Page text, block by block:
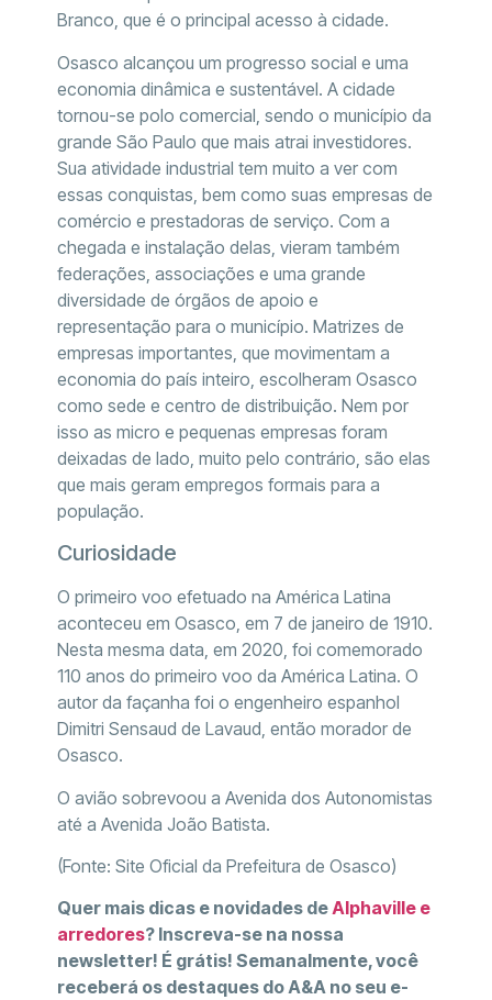
Branco, que é o principal acesso à cidade.
Osasco alcançou um progresso social e uma
economia dinâmica e sustentável. A cidade
tornou-se polo comercial, sendo o município da
grande São Paulo que mais atrai investidores.
Sua atividade industrial tem muito a ver com
essas conquistas, bem como suas empresas de
comércio e prestadoras de serviço. Com a
chegada e instalação delas, vieram também
federações, associações e uma grande
diversidade de órgãos de apoio e
representação para o município. Matrizes de
empresas importantes, que movimentam a
economia do país inteiro, escolheram Osasco
como sede e centro de distribuição. Nem por
isso as micro e pequenas empresas foram
deixadas de lado, muito pelo contrário, são elas
que mais geram empregos formais para a
população.
Curiosidade
O primeiro voo efetuado na América Latina
aconteceu em Osasco, em 7 de janeiro de 1910.
Nesta mesma data, em 2020, foi comemorado
110 anos do primeiro voo da América Latina. O
autor da façanha foi o engenheiro espanhol
Dimitri Sensaud de Lavaud, então morador de
Osasco.
O avião sobrevoou a Avenida dos Autonomistas
até a Avenida João Batista.
(Fonte: Site Oficial da Prefeitura de Osasco)
Quer mais dicas e novidades deAlphaville e
arredores? Inscreva-se na nossa
newsletter! É grátis! Semanalmente, você
receberá os destaques do A&A no seu e-